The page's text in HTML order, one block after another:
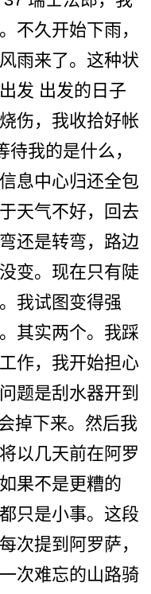
不久开始下雨，
雨来了。这种状
发 出发的日子
伤，我收拾好帐
我的是什么，
息中心归还全包
天气不好，回去
还­是转弯，路边
变。现在只有­陡
我试图变得强
其实两个。我踩
作，我开始担心
题是刮­水器开到
掉下来­。然后我
以几天前在阿罗
果不是更糟的
只是小事。这段
次提到阿罗萨，
次难忘的山­路骑